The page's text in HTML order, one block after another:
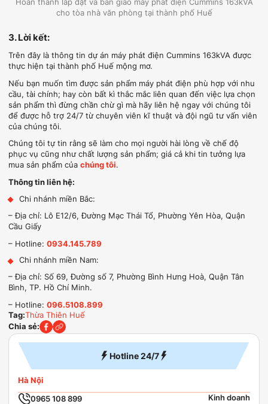
Hoàn thành lắp đặt và bàn giao máy phát điện Cummins 163kVA
cho tòa nhà văn phòng tại thành phố Huế
3. Lời kết:
Trên đây là thông tin dự án máy phát điện Cummins 163kVA được
thực hiện tại thành phố Huế mộng mơ.
Nếu bạn muốn tìm được sản phẩm máy phát điện phù hợp với nhu
cầu, tài chính; hay còn bất kì thắc mắc liên quan đến việc lựa chọn
sản phẩm thì đừng chần chừ gì mà hãy liên hệ ngay với chúng tôi
để được hỗ trợ 24/7 từ chuyên viên kĩ thuật và đội ngũ tư vấn viên
của chúng tôi.
Chúng tôi tự tin rằng sẽ làm cho mọi người hài lòng về chế độ
phục vụ cũng như chất lượng sản phẩm; giá cả khi tin tưởng lựa
mua sản phẩm củachúng tôi.
Thông tin liên hệ:
Chi nhánh miền Bắc:
– Địa chỉ: Lô E12/6, Đường Mạc Thái Tổ, Phường Yên Hòa, Quận
Cầu Giấy
– Hotline:0934.145.789
Chi nhánh miền Nam:
– Địa chỉ: Số 69, Đường số 7, Phường Bình Hưng Hoà, Quận Tân
Bình, TP. Hồ Chí Minh.
– Hotline:096.5108.899
Tag:Thừa Thiên Huế
Chia sẻ:
Hotline 24/7
Hà Nội
0965 108 899
Kinh doanh